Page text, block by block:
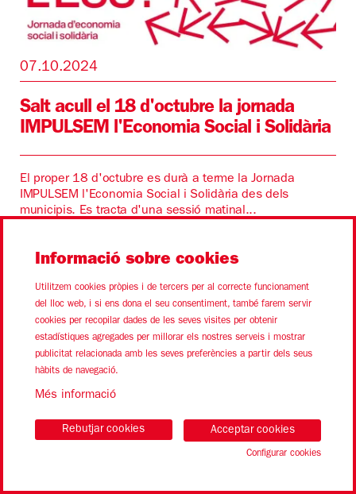
07.10.2024
Salt acull el 18 d'octubre la jornada
IMPULSEM l'Economia Social i Solidària
El proper 18 d'octubre es durà a terme la Jornada
IMPULSEM l'Economia Social i Solidària des dels
municipis. Es tracta d'una sessió matinal...
Informació sobre cookies
Utilitzem cookies pròpies i de tercers per al correcte funcionament
del lloc web, i si ens dona el seu consentiment, també farem servir
cookies per recopilar dades de les seves visites per obtenir
estadístiques agregades per millorar els nostres serveis i mostrar
publicitat relacionada amb les seves preferències a partir dels seus
hàbits de navegació.
Més informació
Acceptar cookies
Rebutjar cookies
Configurar cookies